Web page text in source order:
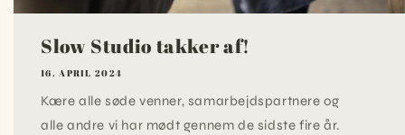
Slow Studio takker af!
16. APRIL 2024
Kære alle søde venner, samarbejdspartnere og
alle andre vi har mødt gennem de sidste fire år.